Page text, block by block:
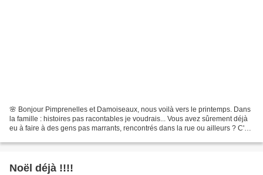
🌸 Bonjour Pimprenelles et Damoiseaux, nous voilà vers le printemps. Dans
la famille : histoires pas racontables je voudrais... Vous avez sûrement déjà
eu à faire à des gens pas marrants, rencontrés dans la rue ou ailleurs ? C'est
Noël déjà !!!!